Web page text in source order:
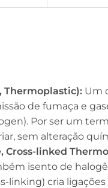
Thermoplastic):Um
de fumaça e
Por ser um
sem alteração
Cross-linked
isento de
linking) cria